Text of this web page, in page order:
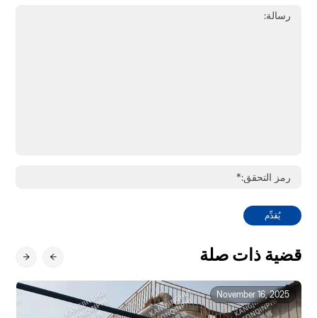
يُقدِّم
قضية ذات صلة
November 16, 2025